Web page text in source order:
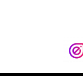
Accesorii Auto